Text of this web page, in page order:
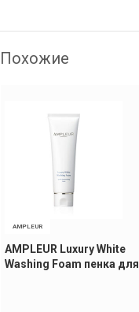
Похожие
AMPLEUR
AMPLEUR Luxury White
Washing Foam пенка для